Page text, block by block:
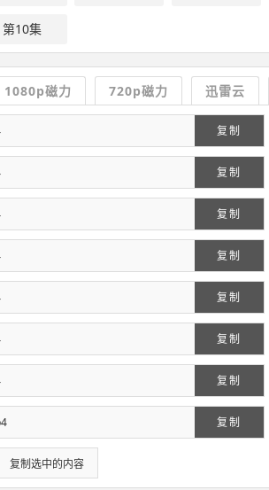
第10集
1080p磁力 720p磁力 迅雷云
复制
复制
复制
复制
复制
复制
复制
复制
复制选中的内容